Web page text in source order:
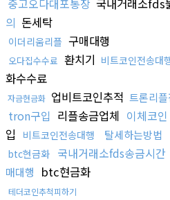
중고오다대포통장 국내거래소fds
의 돈세탁
이더리움리플 구매대행
오다집수수료 환치기 비트코인전송대
화수수료
자금현금화 업비트코인추적 트론리
tron구입 리플송금업체 이체코인
입
비트코인전송대행 탈세하는방법
btc현금화 국내거래소fds송금시간
매대행
btc현금화
테더코인추척피하기